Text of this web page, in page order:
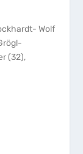
Wolf
(32),